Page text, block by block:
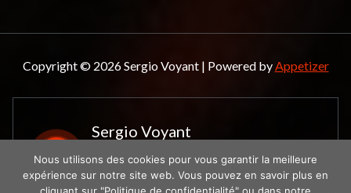
Copyright © 2026 Sergio Voyant | Powered byAppetizer
Sergio Voyant
Le spécialiste de la
voyance
Nous utilisons des cookies pour vous garantir la meilleure
expérience sur notre site web. Vous pouvez en savoir plus en